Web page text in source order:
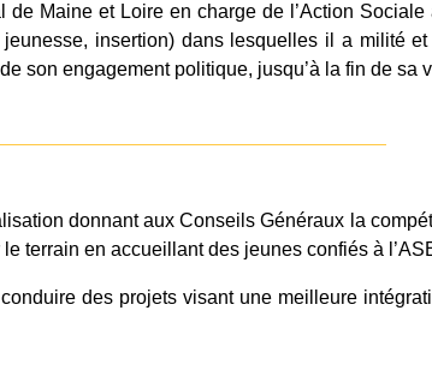
Maine et Loire en charge de l’Action
insertion) dans lesquelles il a milité
son engagement politique, jusqu’à la fin de sa
donnant aux Conseils Généraux la
terrain en accueillant des jeunes confiés à
des projets visant une meilleure